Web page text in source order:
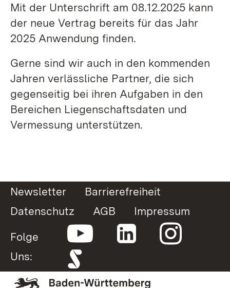
Mit der Unterschrift am 08.12.2025 kann
der neue Vertrag bereits für das Jahr
2025 Anwendung finden.
Gerne sind wir auch in den kommenden
Jahren verlässliche Partner, die sich
gegenseitig bei ihren Aufgaben in den
Bereichen Liegenschaftsdaten und
Vermessung unterstützen.
Newsletter
Barrierefreiheit
Datenschutz
AGB
Impressum
Folge
Uns: